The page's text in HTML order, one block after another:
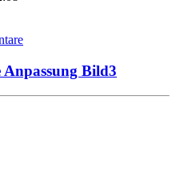
Anpassung Bild3